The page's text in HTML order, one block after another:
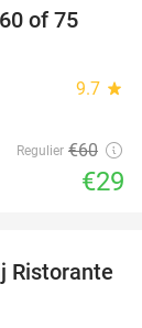
52%
of 75
9.7 star
Regulier €60
€29
41%
Ristorante